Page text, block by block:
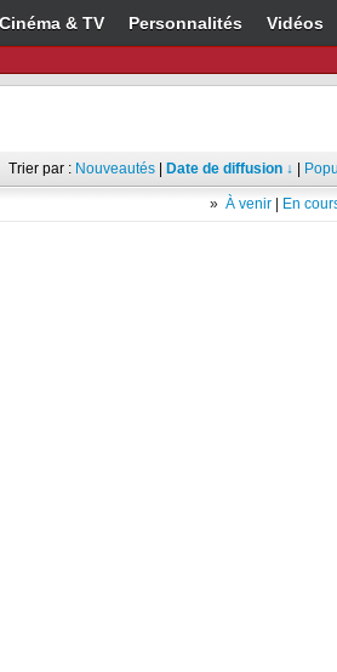
Cinéma & TV Personnalités Vidéos
Trier par : Nouveautés Date de diffusion ↓
» À venir En